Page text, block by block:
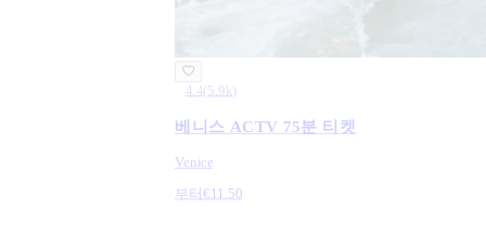
4.4( 5.9k )
베니스 ACTV 75분 티켓
Venice
부터 €11.50